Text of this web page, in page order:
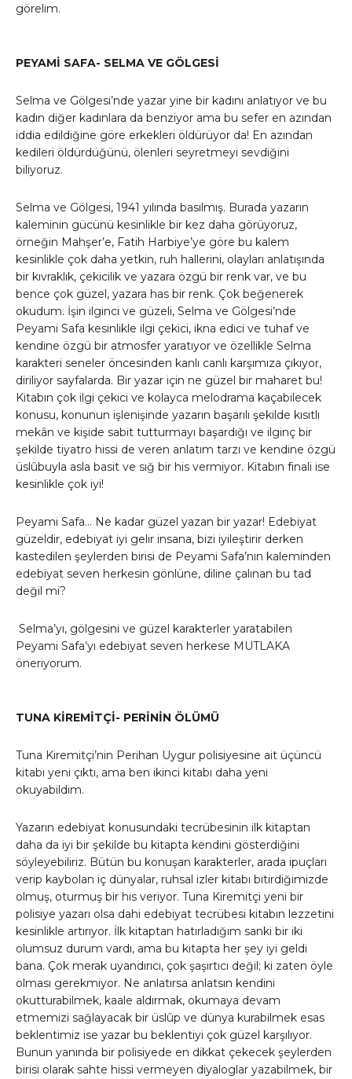
görelim.
PEYAMİ SAFA- SELMA VE GÖLGESİ
Selma ve Gölgesi’nde yazar yine bir kadını anlatıyor ve bu
kadın diğer kadınlara da benziyor ama bu sefer en azından
iddia edildiğine göre erkekleri öldürüyor da! En azından
kedileri öldürdüğünü, ölenleri seyretmeyi sevdiğini
biliyoruz.
Selma ve Gölgesi, 1941 yılında basılmış. Burada yazarın
kaleminin gücünü kesinlikle bir kez daha görüyoruz,
örneğin Mahşer’e, Fatih Harbiye’ye göre bu kalem
kesinlikle çok daha yetkin, ruh hallerini, olayları anlatışında
bir kıvraklık, çekicilik ve yazara özgü bir renk var, ve bu
bence çok güzel, yazara has bir renk. Çok beğenerek
okudum. İşin ilginci ve güzeli, Selma ve Gölgesi’nde
Peyami Safa kesinlikle ilgi çekici, ikna edici ve tuhaf ve
kendine özgü bir atmosfer yaratıyor ve özellikle Selma
karakteri seneler öncesinden kanlı canlı karşımıza çıkıyor,
diriliyor sayfalarda. Bir yazar için ne güzel bir maharet bu!
Kitabın çok ilgi çekici ve kolayca melodrama kaçabilecek
konusu, konunun işlenişinde yazarın başarılı şekilde kısıtlı
mekân ve kişide sabit tutturmayı başardığı ve ilginç bir
şekilde tiyatro hissi de veren anlatım tarzı ve kendine özgü
üslûbuyla asla basit ve sığ bir his vermiyor. Kitabın finali ise
kesinlikle çok iyi!
Peyami Safa… Ne kadar güzel yazan bir yazar! Edebiyat
güzeldir, edebiyat iyi gelir insana, bizi iyileştirir derken
kastedilen şeylerden birisi de Peyami Safa’nın kaleminden
edebiyat seven herkesin gönlüne, diline çalınan bu tad
değil mi?
Selma’yı, gölgesini ve güzel karakterler yaratabilen
Peyami Safa’yı edebiyat seven herkese MUTLAKA
öneriyorum.
TUNA KİREMİTÇİ- PERİNİN ÖLÜMÜ
Tuna Kiremitçi’nin Perihan Uygur polisiyesine ait üçüncü
kitabı yeni çıktı, ama ben ikinci kitabı daha yeni
okuyabildim.
Yazarın edebiyat konusundaki tecrübesinin ilk kitaptan
daha da iyi bir şekilde bu kitapta kendini gösterdiğini
söyleyebiliriz. Bütün bu konuşan karakterler, arada ipuçları
verip kaybolan iç dünyalar, ruhsal izler kitabı bitirdiğimizde
olmuş, oturmuş bir his veriyor. Tuna Kiremitçi yeni bir
polisiye yazarı olsa dahi edebiyat tecrübesi kitabın lezzetini
kesinlikle artırıyor. İlk kitaptan hatırladığım sanki bir iki
olumsuz durum vardı, ama bu kitapta her şey iyi geldi
bana. Çok merak uyandırıcı, çok şaşırtıcı değil; ki zaten öyle
olması gerekmiyor. Ne anlatırsa anlatsın kendini
okutturabilmek, kaale aldırmak, okumaya devam
etmemizi sağlayacak bir üslûp ve dünya kurabilmek esas
beklentimiz ise yazar bu beklentiyi çok güzel karşılıyor.
Bunun yanında bir polisiyede en dikkat çekecek şeylerden
birisi olarak sahte hissi vermeyen diyaloglar yazabilmek, bir